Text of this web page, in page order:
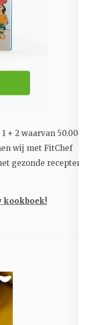
+ 2 waarvan 50.000+
wij met FitChef
gezonde recepten
kookboek!